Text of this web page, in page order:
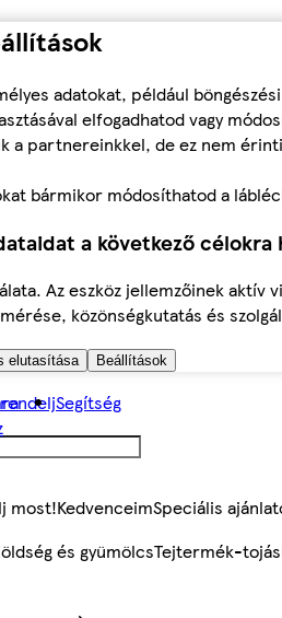
adatokat, például
elfogadhatod vagy
a partnereinkkel, de ez nem
bármikor módosíthatod a
a következő célokra
Az eszköz jellemzőinek
közönségkutatás és
elutasítása Beállítások
Segítség
most!KedvenceimSpeciális
és gyümölcsTejtermék-tojás